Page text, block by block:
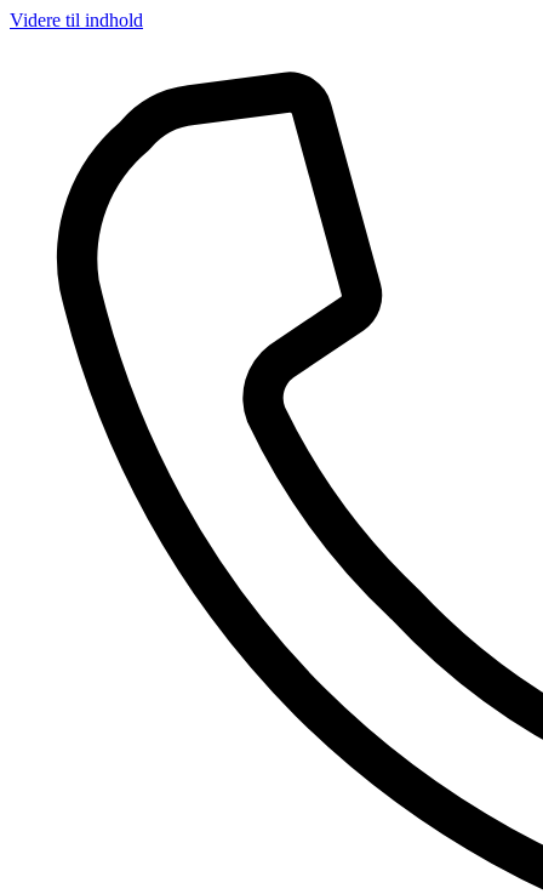
Videre til indhold